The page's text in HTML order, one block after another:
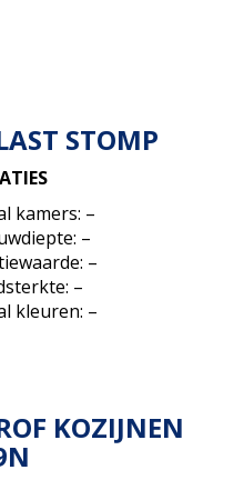
STOMP
kamers: –
–
–
–
kleuren: –
KOZIJNEN